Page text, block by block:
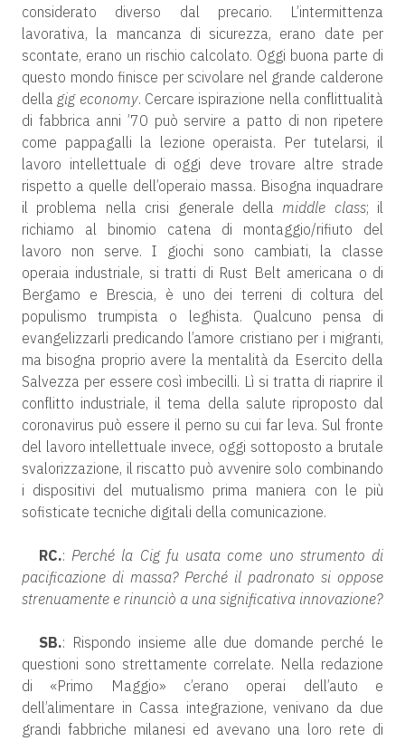
considerato diverso dal precario. L’intermittenza
lavorativa, la mancanza di sicurezza, erano date per
scontate, erano un rischio calcolato. Oggi buona parte di
questo mondo finisce per scivolare nel grande calderone
della gig economy. Cercare ispirazione nella conflittualità
di fabbrica anni ’70 può servire a patto di non ripetere
come pappagalli la lezione operaista. Per tutelarsi, il
lavoro intellettuale di oggi deve trovare altre strade
rispetto a quelle dell’operaio massa. Bisogna inquadrare
il problema nella crisi generale dellamiddle class; il
richiamo al binomio catena di montaggio/rifiuto del
lavoro non serve. I giochi sono cambiati, la classe
operaia industriale, si tratti di Rust Belt americana o di
Bergamo e Brescia, è uno dei terreni di coltura del
populismo trumpista o leghista. Qualcuno pensa di
evangelizzarli predicando l’amore cristiano per i migranti,
ma bisogna proprio avere la mentalità da Esercito della
Salvezza per essere così imbecilli. Lì si tratta di riaprire il
conflitto industriale, il tema della salute riproposto dal
coronavirus può essere il perno su cui far leva. Sul fronte
del lavoro intellettuale invece, oggi sottoposto a brutale
svalorizzazione, il riscatto può avvenire solo combinando
i dispositivi del mutualismo prima maniera con le più
sofisticate tecniche digitali della comunicazione.
RC.:Perché la Cig fu usata come uno strumento di
pacificazione di massa? Perché il padronato si oppose
strenuamente e rinunciò a una significativa innovazione?
SB.: Rispondo insieme alle due domande perché le
questioni sono strettamente correlate. Nella redazione
di «Primo Maggio» c’erano operai dell’auto e
dell’alimentare in Cassa integrazione, venivano da due
grandi fabbriche milanesi ed avevano una loro rete di